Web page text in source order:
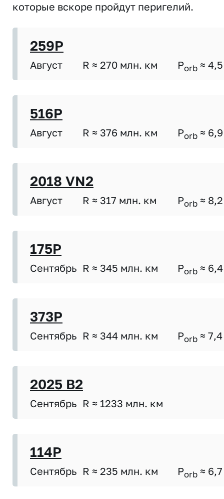
которые вскоре пройдут перигелий.
259P
Август R ≈ 270 млн. км Porb ≈ 4,5
516P
Август R ≈ 376 млн. км Porb ≈ 6,9
2018 VN2
Август R ≈ 317 млн. км Porb ≈ 8,2
175P
Сентябрь R ≈ 345 млн. км Porb ≈ 6,4
373P
Сентябрь R ≈ 344 млн. км Porb ≈ 7,4
2025 B2
Сентябрь R ≈ 1233 млн. км
114P
Сентябрь R ≈ 235 млн. км Porb ≈ 6,7